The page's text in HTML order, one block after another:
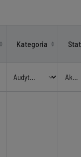
Kategoria